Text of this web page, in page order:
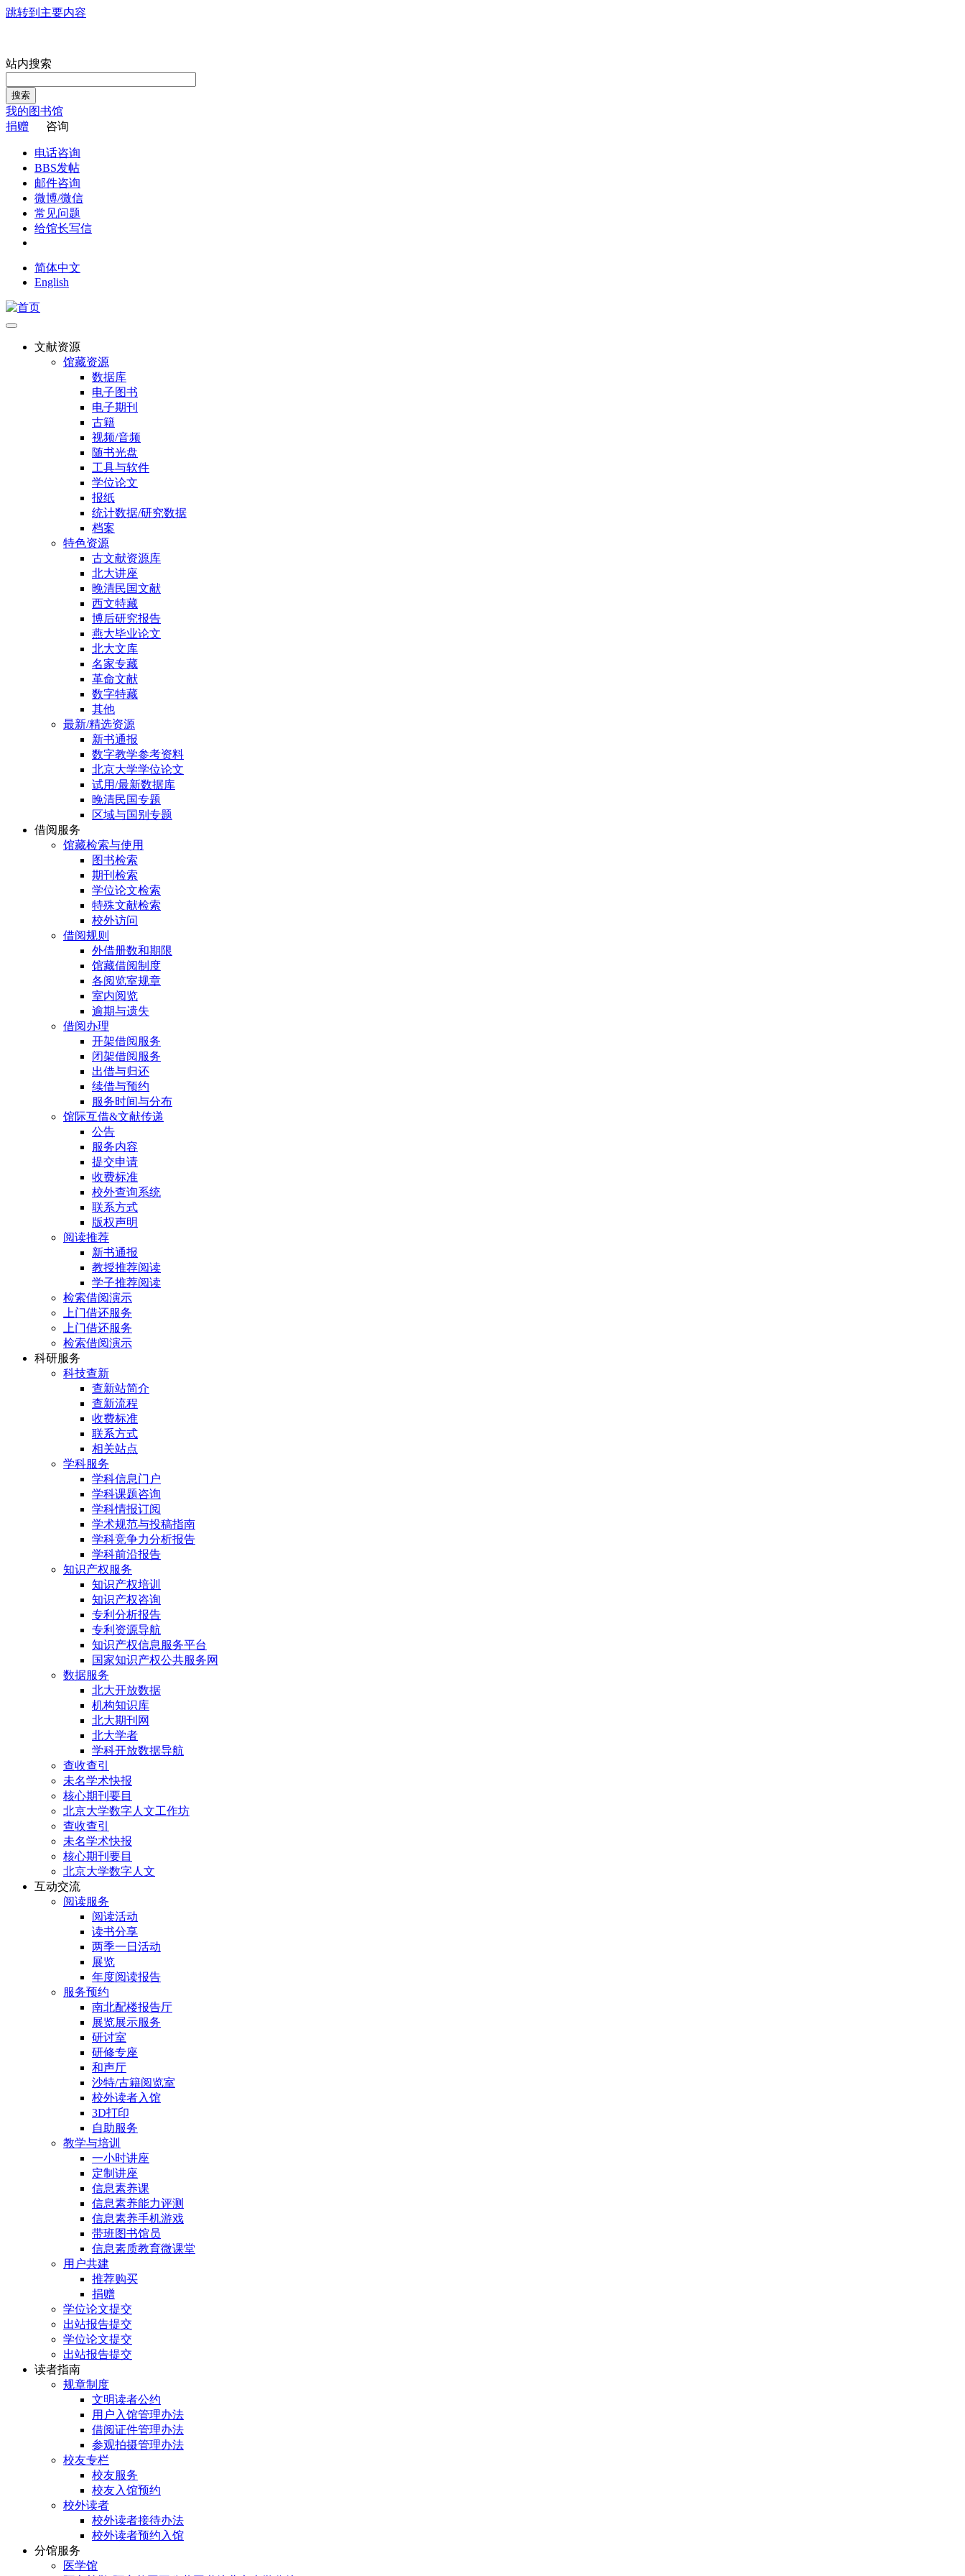
跳转到主要内容
站内搜索
搜索
我的图书馆
捐赠
咨询
电话咨询
BBS发帖
邮件咨询
微博/微信
常见问题
给馆长写信
简体中文
English
文献资源
馆藏资源
数据库
电子图书
电子期刊
古籍
视频/音频
随书光盘
工具与软件
学位论文
报纸
统计数据/研究数据
档案
特色资源
古文献资源库
北大讲座
晚清民国文献
西文特藏
博后研究报告
燕大毕业论文
北大文库
名家专藏
革命文献
数字特藏
其他
最新/精选资源
新书通报
数字教学参考资料
北京大学学位论文
试用/最新数据库
晚清民国专题
区域与国别专题
借阅服务
馆藏检索与使用
图书检索
期刊检索
学位论文检索
特殊文献检索
校外访问
借阅规则
外借册数和期限
馆藏借阅制度
各阅览室规章
室内阅览
逾期与遗失
借阅办理
开架借阅服务
闭架借阅服务
出借与归还
续借与预约
服务时间与分布
馆际互借&文献传递
公告
服务内容
提交申请
收费标准
校外查询系统
联系方式
版权声明
阅读推荐
新书通报
教授推荐阅读
学子推荐阅读
检索借阅演示
上门借还服务
上门借还服务
检索借阅演示
科研服务
科技查新
查新站简介
查新流程
收费标准
联系方式
相关站点
学科服务
学科信息门户
学科课题咨询
学科情报订阅
学术规范与投稿指南
学科竞争力分析报告
学科前沿报告
知识产权服务
知识产权培训
知识产权咨询
专利分析报告
专利资源导航
知识产权信息服务平台
国家知识产权公共服务网
数据服务
北大开放数据
机构知识库
北大期刊网
北大学者
学科开放数据导航
查收查引
未名学术快报
核心期刊要目
北京大学数字人文工作坊
查收查引
未名学术快报
核心期刊要目
北京大学数字人文
互动交流
阅读服务
阅读活动
读书分享
两季一日活动
展览
年度阅读报告
服务预约
南北配楼报告厅
展览展示服务
研讨室
研修专座
和声厅
沙特/古籍阅览室
校外读者入馆
3D打印
自助服务
教学与培训
一小时讲座
定制讲座
信息素养课
信息素养能力评测
信息素养手机游戏
带班图书馆员
信息素质教育微课堂
用户共建
推荐购买
捐赠
学位论文提交
出站报告提交
学位论文提交
出站报告提交
读者指南
规章制度
文明读者公约
用户入馆管理办法
借阅证件管理办法
参观拍摄管理办法
校友专栏
校友服务
校友入馆预约
校外读者
校外读者接待办法
校外读者预约入馆
分馆服务
医学馆